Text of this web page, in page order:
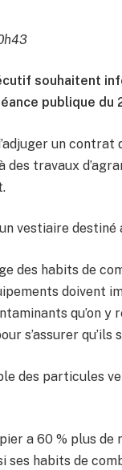
souhaitent
publique du
un
travaux
vestiaire
des habits de
doivent
qu’on
s’assurer qu’ils
des particules
a 60 % plus de
ses habits de